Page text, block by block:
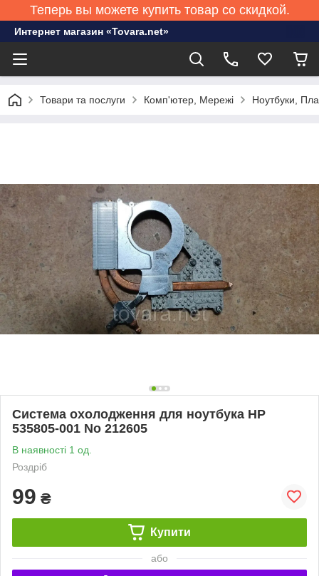
Теперь вы можете купить товар со скидкой.
Интернет магазин «Tovara.net»
Товари та послуги Комп'ютер, Мережі Ноутбуки,
Система охолодження для ноутбука HP
535805-001 No 212605
В наявності 1 од.
Роздріб
99 ₴
Купити
або